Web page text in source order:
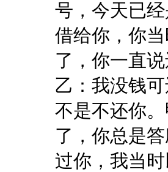
号，今天已
借给你，你
了，你一直
乙：我没钱
不是不还你
了，你总是
过你，我当